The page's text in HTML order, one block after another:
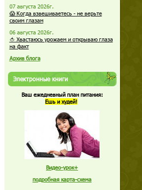
07 августа 2026г.
😱 Когда взвешиваетесь - не верьте
своим глазам
06 августа 2026г.
🍅 Хвастаюсь урожаем и открываю глаза
на факт
Архив блога
Электронные книги
Ваш ежедневный план питания:
Ешь и худей!
Видео-урок+
подробная карта-схема